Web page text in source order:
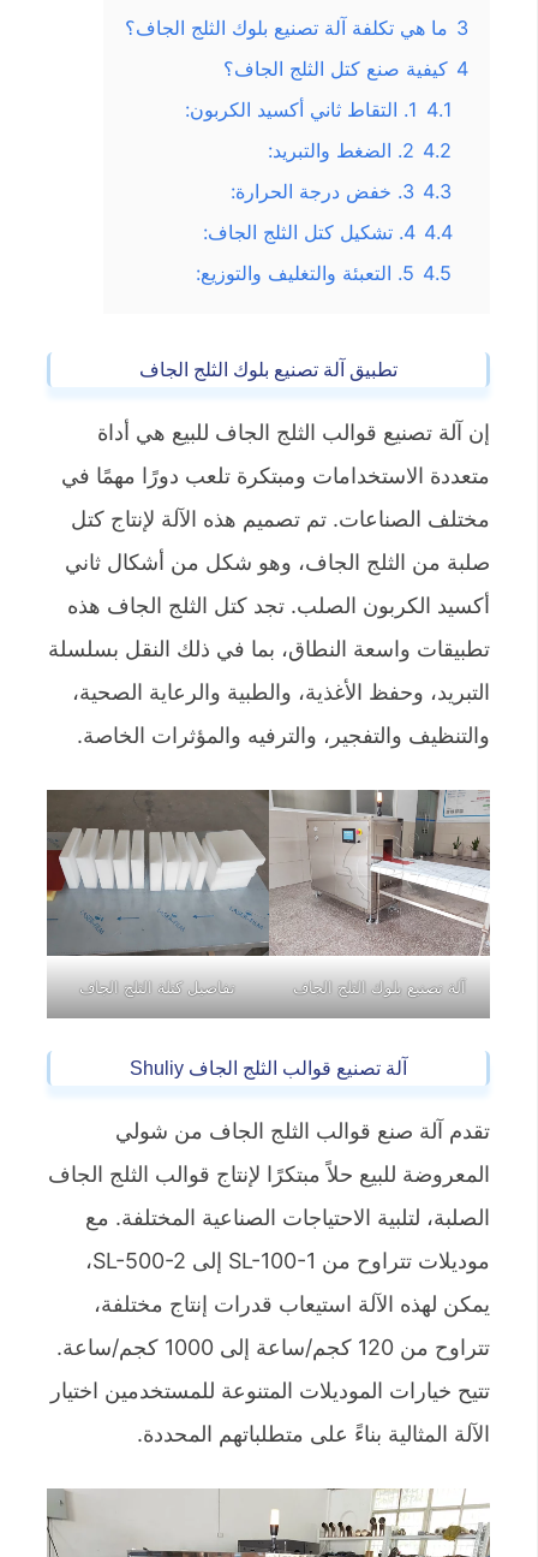
3 ما هي تكلفة آلة تصنيع بلوك الثلج الجاف؟
4 كيفية صنع كتل الثلج الجاف؟
4.1 1. التقاط ثاني أكسيد الكربون:
4.2 2. الضغط والتبريد:
4.3 3. خفض درجة الحرارة:
4.4 4. تشكيل كتل الثلج الجاف:
4.5 5. التعبئة والتغليف والتوزيع:
تطبيق آلة تصنيع بلوك الثلج الجاف
إن آلة تصنيع قوالب الثلج الجاف للبيع هي أداة
متعددة الاستخدامات ومبتكرة تلعب دورًا مهمًا في
مختلف الصناعات. تم تصميم هذه الآلة لإنتاج كتل
صلبة من الثلج الجاف، وهو شكل من أشكال ثاني
أكسيد الكربون الصلب. تجد كتل الثلج الجاف هذه
تطبيقات واسعة النطاق، بما في ذلك النقل بسلسلة
التبريد، وحفظ الأغذية، والطبية والرعاية الصحية،
والتنظيف والتفجير، والترفيه والمؤثرات الخاصة.
آلة تصنيع بلوك الثلج الجاف تفاصيل كتلة الثلج الجاف
آلة تصنيع قوالب الثلج الجاف Shuliy
تقدم آلة صنع قوالب الثلج الجاف من شولي
المعروضة للبيع حلاً مبتكرًا لإنتاج قوالب الثلج الجاف
الصلبة، لتلبية الاحتياجات الصناعية المختلفة. مع
موديلات تتراوح من SL-100-1 إلى SL-500-2،
يمكن لهذه الآلة استيعاب قدرات إنتاج مختلفة،
تتراوح من 120 كجم/ساعة إلى 1000 كجم/ساعة.
تتيح خيارات الموديلات المتنوعة للمستخدمين اختيار
الآلة المثالية بناءً على متطلباتهم المحددة.